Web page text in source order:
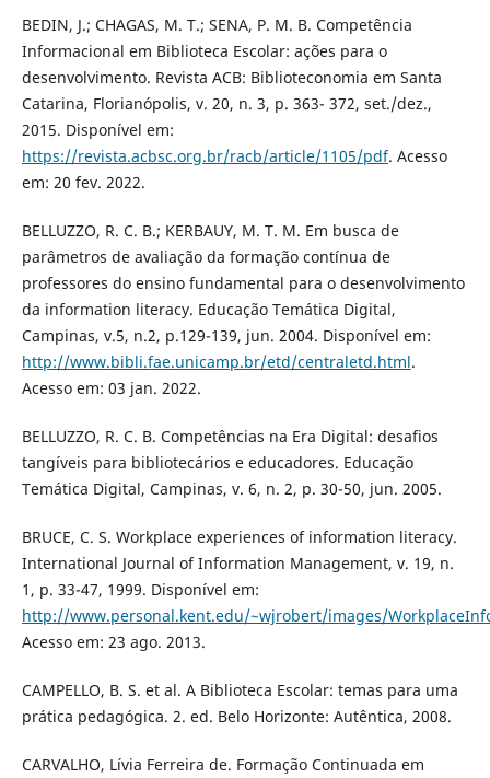
BEDIN, J.; CHAGAS, M. T.; SENA, P. M. B. Competência
Informacional em Biblioteca Escolar: ações para o
desenvolvimento. Revista ACB: Biblioteconomia em Santa
Catarina, Florianópolis, v. 20, n. 3, p. 363- 372, set./dez.,
2015. Disponível em:
https://revista.acbsc.org.br/racb/article/1105/pdf. Acesso
em: 20 fev. 2022.
BELLUZZO, R. C. B.; KERBAUY, M. T. M. Em busca de
parâmetros de avaliação da formação contínua de
professores do ensino fundamental para o desenvolvimento
da information literacy. Educação Temática Digital,
Campinas, v.5, n.2, p.129-139, jun. 2004. Disponível em:
http://www.bibli.fae.unicamp.br/etd/centraletd.html.
Acesso em: 03 jan. 2022.
BELLUZZO, R. C. B. Competências na Era Digital: desafios
tangíveis para bibliotecários e educadores. Educação
Temática Digital, Campinas, v. 6, n. 2, p. 30-50, jun. 2005.
BRUCE, C. S. Workplace experiences of information literacy.
International Journal of Information Management, v. 19, n.
1, p. 33-47, 1999. Disponível em:
http://www.personal.kent.edu/~wjrobert/images/
Acesso em: 23 ago. 2013.
CAMPELLO, B. S. et al. A Biblioteca Escolar: temas para uma
prática pedagógica. 2. ed. Belo Horizonte: Autêntica, 2008.
CARVALHO, Lívia Ferreira de. Formação Continuada em